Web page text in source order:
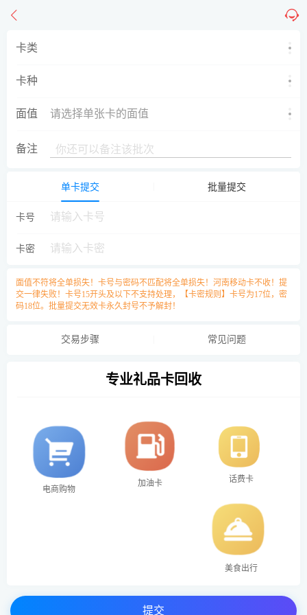
卡类
卡种
面值 请选择单张卡的面值
备注
单卡提交 批量提交
卡号
卡密
面值不符将全单损失！卡号与密码不匹配将全单损失！河南移动卡不收！提
交一律失败！卡号15开头及以下不支持处理，【卡密规则】卡号为17位，密
码18位。批量提交无效卡永久封号不予解封！
交易步骤 常见问题
提交
专业礼品卡回收
电商购物
加油卡 话费卡
美食出行